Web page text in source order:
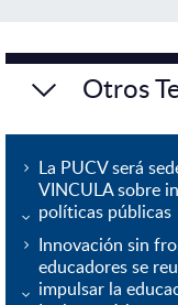
Otros
La PUCV será
VINCULA sobre
políticas públicas
Innovación sin
educadores se
impulsar la